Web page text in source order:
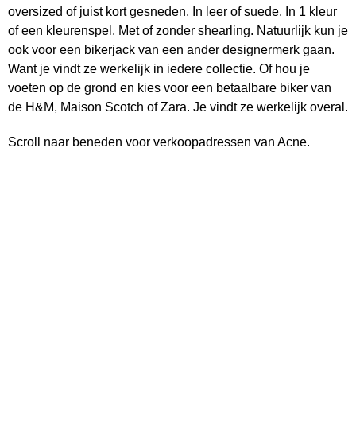
oversized of juist kort gesneden. In leer of suede. In 1 kleur
of een kleurenspel. Met of zonder shearling. Natuurlijk kun je
ook voor een bikerjack van een ander designermerk gaan.
Want je vindt ze werkelijk in iedere collectie. Of hou je
voeten op de grond en kies voor een betaalbare biker van
de H&M, Maison Scotch of Zara. Je vindt ze werkelijk overal.
Scroll naar beneden voor verkoopadressen van Acne.